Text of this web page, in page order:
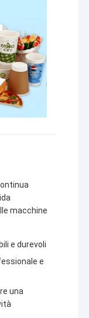
macchine
e durevoli
e
una